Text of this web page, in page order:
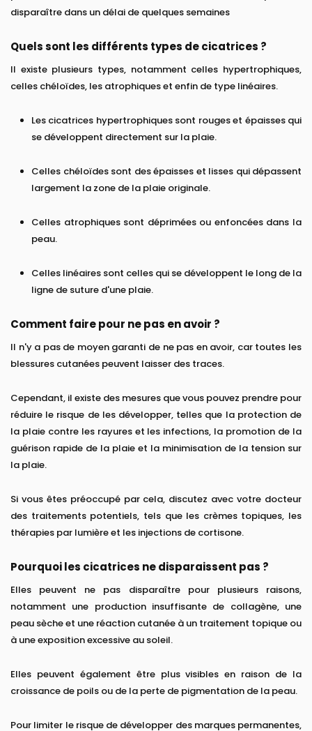
disparaître dans un délai de quelques semaines
Quels sont les différents types de cicatrices ?
Il existe plusieurs types, notamment celles hypertrophiques,
celles chéloïdes, les atrophiques et enfin de type linéaires.
Les cicatrices hypertrophiques sont rouges et épaisses qui
se développent directement sur la plaie.
Celles chéloïdes sont des épaisses et lisses qui dépassent
largement la zone de la plaie originale.
Celles atrophiques sont déprimées ou enfoncées dans la
peau.
Celles linéaires sont celles qui se développent le long de la
ligne de suture d'une plaie.
Comment faire pour ne pas en avoir ?
Il n'y a pas de moyen garanti de ne pas en avoir, car toutes les
blessures cutanées peuvent laisser des traces.
Cependant, il existe des mesures que vous pouvez prendre pour
réduire le risque de les développer, telles que la protection de
la plaie contre les rayures et les infections, la promotion de la
guérison rapide de la plaie et la minimisation de la tension sur
la plaie.
Si vous êtes préoccupé par cela, discutez avec votre docteur
des traitements potentiels, tels que les crèmes topiques, les
thérapies par lumière et les injections de cortisone.
Pourquoi les cicatrices ne disparaissent pas ?
Elles peuvent ne pas disparaître pour plusieurs raisons,
notamment une production insuffisante de collagène, une
peau sèche et une réaction cutanée à un traitement topique ou
à une exposition excessive au soleil.
Elles peuvent également être plus visibles en raison de la
croissance de poils ou de la perte de pigmentation de la peau.
Pour limiter le risque de développer des marques permanentes,